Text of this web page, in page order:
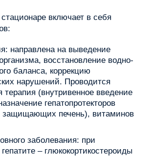
включает в себя
направлена на выведение
восстановление водно-
баланса, коррекцию
нарушений. Проводится
терапия (внутривенное введение
гепатопротекторов
защищающих печень), витаминов
заболевания: при
– глюкокортикостероиды